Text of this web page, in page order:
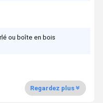
ou boîte en bois
Regardez plus